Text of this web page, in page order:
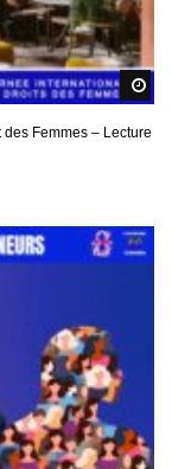
Femmes – Lecture